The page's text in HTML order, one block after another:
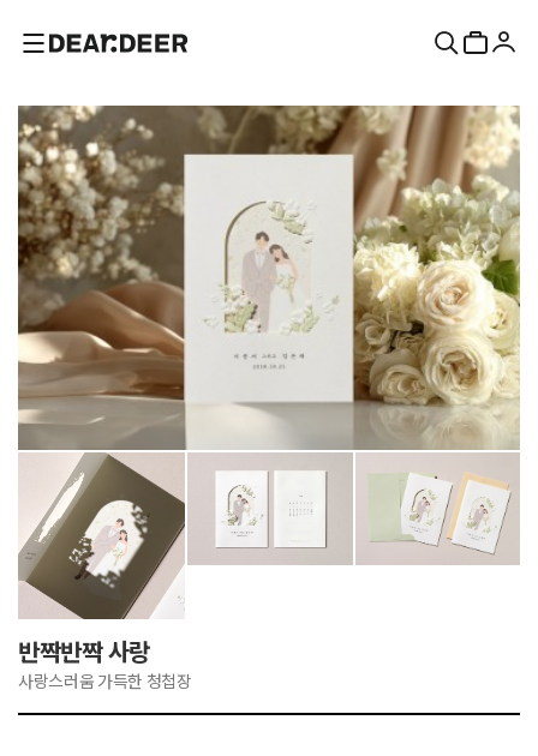
반짝반짝 사랑
사랑스러움 가득한 청첩장